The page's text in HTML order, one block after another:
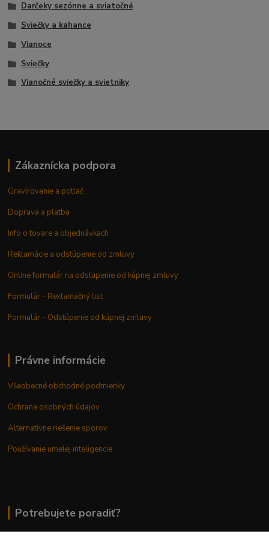
Darčeky sezónne a sviatočné
Sviečky a kahance
Vianoce
Sviečky
Vianočné sviečky a svietniky
Zákaznícka podpora
Gravírovanie a potlač
Doprava a platba
Info o tovare a objednávkach
Reklamácie a odstúpenie od zmluvy
Online formulár na odstúpenie od kúpnej zmluvy
Formulár - Reklamačný list
Formulár - Odstúpenie od kúpnej zmluvy
Právne informácie
Všeobecné obchodné podmienky
Ochrana osobných údajov
Alternatívne riešenie sporov
Používanie umelej inteligencie
Potrebujete poradiť?